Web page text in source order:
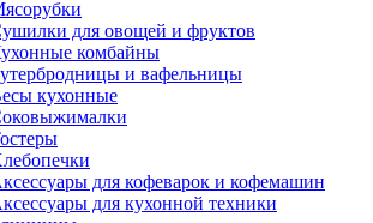
для овощей и фруктов
комбайны
и вафельницы
кухонные
для кофеварок и кофемашин
для кухонной техники